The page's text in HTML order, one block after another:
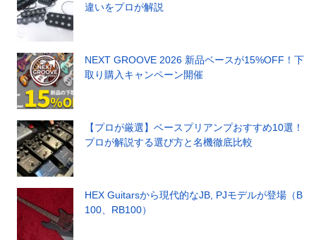
違いをプロが解説
NEXT GROOVE 2026 新品ベースが15%OFF！下
取り購入キャンペーン開催
【プロが厳選】ベースプリアンプおすすめ10選！
プロが解説する選び方と名機徹底比較
HEX Guitarsから現代的なJB, PJモデルが登場（B
100、RB100）